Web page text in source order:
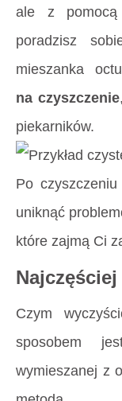
ale z pomocą
poradzisz
mieszanka
na czyszczenie
piekarników.
Po czyszczeniu
uniknąć
które zajmą Ci
Czym
sposobem
wymieszanej z